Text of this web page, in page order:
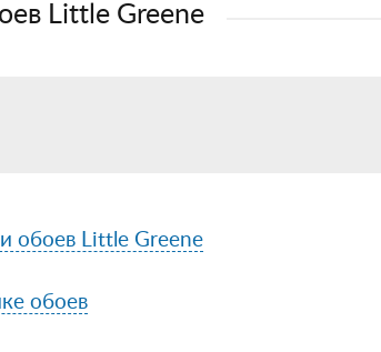
Little Greene
обоев Little Greene
обоев